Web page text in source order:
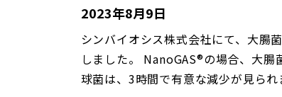
2023年8月9日
シンバイオシス株式会社にて、大腸
しました。 NanoGAS®︎の場合、大
球菌は、3時間で有意な減少が見ら